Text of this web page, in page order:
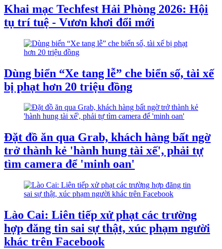
Khai mạc Techfest Hải Phòng 2026: Hội
tụ trí tuệ - Vươn khơi đổi mới
Dùng biển “Xe tang lễ” che biển số, tài xế
bị phạt hơn 20 triệu đồng
Đặt đồ ăn qua Grab, khách hàng bất ngờ
trở thành kẻ 'hành hung tài xế', phải tự
tìm camera để 'minh oan'
Lào Cai: Liên tiếp xử phạt các trường
hợp đăng tin sai sự thật, xúc phạm người
khác trên Facebook